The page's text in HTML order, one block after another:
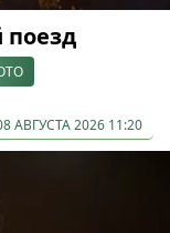
поезд
АВГУСТА 2026 11:20